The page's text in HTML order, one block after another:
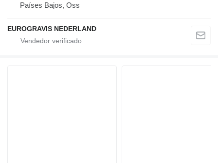
Países Bajos, Oss
EUROGRAVIS NEDERLAND